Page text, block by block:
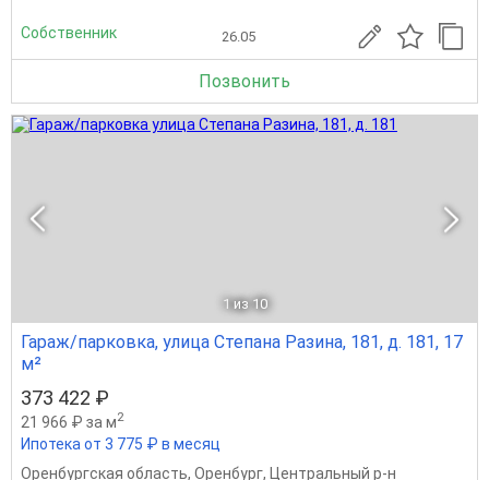
Собственник 26.05
Позвонить
1 из 10
Гараж/парковка, улица Степана Разина, 181, д. 181, 17
м²
373 422 ₽
21 966 ₽ за м2
Ипотека от 3 775 ₽ в месяц
Оренбургская область, Оренбург, Центральный р-н